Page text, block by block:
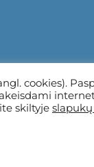
cookies).
skiltyje